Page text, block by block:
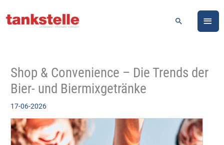
Inhalt
Suchen
Shop & Convenience – Die Trends der
Bier- und Biermixgetränke
17-06-2026